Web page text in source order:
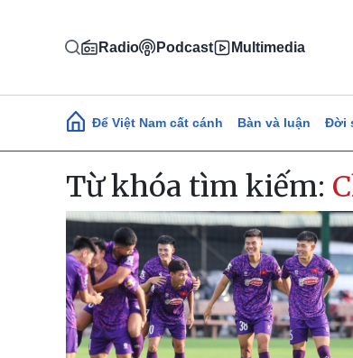
Radio Podcast Multimedia
Main navigation
Để Việt Nam cất cánh Bàn và luận Đời
Từ khóa tìm kiếm: